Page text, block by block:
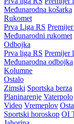
Međunarodna košarka
Rukomet
Prva Liga RS
Međunarodni rukomet
Odbojka
Prva liga RS Premijer
Međunarodna odbojka
Kolumne
Ostalo
Zimski Sportska berza
Planinarenje Vaterpolo
Video Vremeplov
Sportski horoskop OI